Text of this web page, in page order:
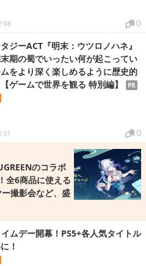
0
ジーACT『明末：ウツロノハネ』
期の蜀でいったい何が起こってい
をより深く楽しめるように歴史的
ゲームで世界を観る 特別編】
PR
0
のコラボ
全6商品に使える
撮影会など、盛
ムデー開幕！PS5+各人気タイトル
！